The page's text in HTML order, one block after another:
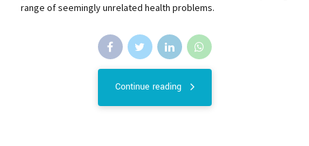
range of seemingly unrelated health problems.
Continue reading